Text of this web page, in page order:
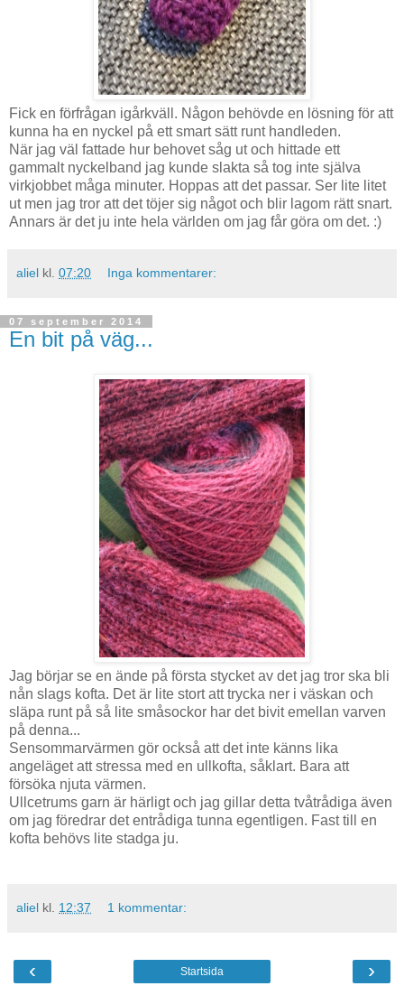
Fick en förfrågan igårkväll. Någon behövde en lösning för att
kunna ha en nyckel på ett smart sätt runt handleden.
När jag väl fattade hur behovet såg ut och hittade ett
gammalt nyckelband jag kunde slakta så tog inte själva
virkjobbet måga minuter. Hoppas att det passar. Ser lite litet
ut men jag tror att det töjer sig något och blir lagom rätt snart.
Annars är det ju inte hela världen om jag får göra om det. :)
aliel kl. 07:20 Inga kommentarer:
07 september 2014
En bit på väg...
Jag börjar se en ände på första stycket av det jag tror ska bli
nån slags kofta. Det är lite stort att trycka ner i väskan och
släpa runt på så lite småsockor har det bivit emellan varven
på denna...
Sensommarvärmen gör också att det inte känns lika
angeläget att stressa med en ullkofta, såklart. Bara att
försöka njuta värmen.
Ullcetrums garn är härligt och jag gillar detta tvåtrådiga även
om jag föredrar det entrådiga tunna egentligen. Fast till en
kofta behövs lite stadga ju.
aliel kl. 12:37 1 kommentar:
‹ ›
Startsida